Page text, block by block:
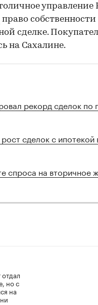
управление
право собственности
сделке.
на Сахалине.
рекорд сделок по
сделок с ипотекой
спроса на вторичное
но с
на